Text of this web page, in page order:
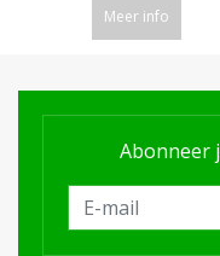
Meer info
Abonneer